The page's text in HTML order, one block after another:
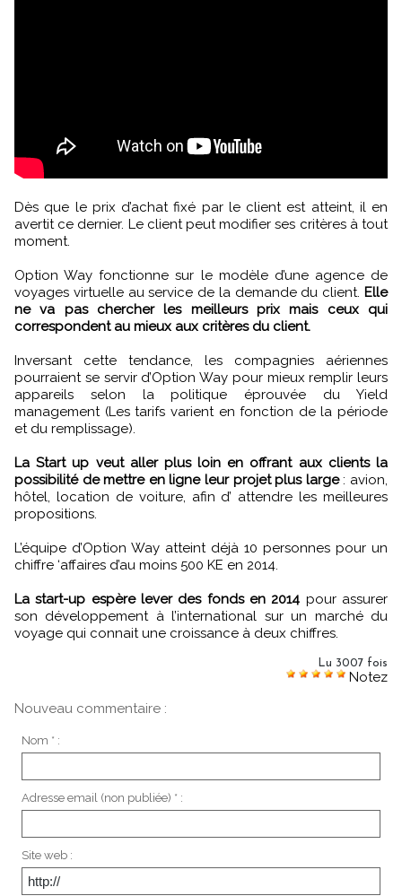
Dès que le prix d’achat fixé par le client est atteint, il en
avertit ce dernier. Le client peut modifier ses critères à tout
moment.
Option Way fonctionne sur le modèle d’une agence de
voyages virtuelle au service de la demande du client. Elle
ne va pas chercher les meilleurs prix mais ceux qui
correspondent au mieux aux critères du client.
Inversant cette tendance, les compagnies aériennes
pourraient se servir d’Option Way pour mieux remplir leurs
appareils selon la politique éprouvée du Yield
management (Les tarifs varient en fonction de la période
et du remplissage).
La Start up veut aller plus loin en offrant aux clients la
possibilité de mettre en ligne leur projet plus large: avion,
hôtel, location de voiture, afin d’ attendre les meilleures
propositions.
L’équipe d’Option Way atteint déjà 10 personnes pour un
chiffre ‘affaires d’au moins 500 KE en 2014.
La start-up espère lever des fonds en 2014 pour assurer
son développement à l’international sur un marché du
voyage qui connait une croissance à deux chiffres.
Lu 3007 fois
Notez
Nouveau commentaire :
Nom * :
Adresse email (non publiée) * :
Site web :